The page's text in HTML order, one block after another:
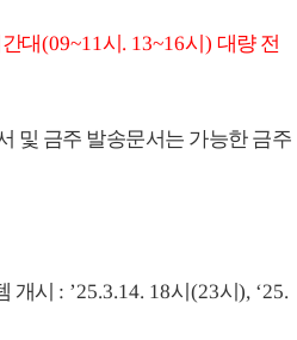
대(09~11시 . 13~16시 ) 대량 전
및 금주 발송문서는 가능한 금주
개시 : ’25.3.14. 18시 (23시), ‘25.